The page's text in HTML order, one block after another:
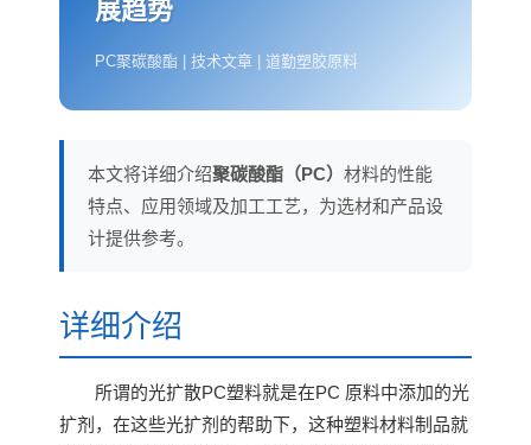
展趋势
PC聚碳酸酯 | 技术文章 | 道勤塑胶原料
本文将详细介绍聚碳酸酯（PC） 材料的性能
特点、应用领域及加工工艺，为选材和产品设
计提供参考。
详细介绍
所谓的光扩散PC塑料就是在PC 原料中添加的光
扩剂，在这些光扩剂的帮助下，这种塑料材料制品就